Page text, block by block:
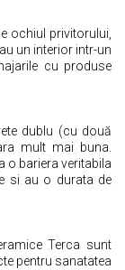
ochiul privitorului,
un interior intr-un
cu produse
dublu (cu două
mult mai buna.
o bariera veritabila
si au o durata de
Terca sunt
pentru sanatatea